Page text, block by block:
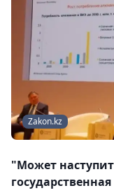
Zakon.kz
"Может